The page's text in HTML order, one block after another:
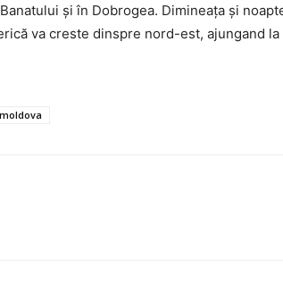
şi în Dobrogea. Dimineaţa şi
va creste dinspre nord-est, ajungand la